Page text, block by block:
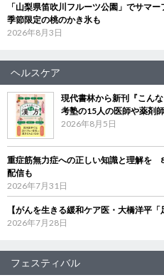
「山梨県笛吹川フルーツ公園」でサマ
季節限定の桃のかき氷も
2026年8月3日
ヘルスケア
現代書林から新刊『こん
考塾の15人の医師や薬剤
2026年8月5日
重症筋無力症への正しい知識と理解を
配信も
2026年7月31日
【がんを生きる緩和ケア医・大橋洋平
2026年7月28日
フェスティバル